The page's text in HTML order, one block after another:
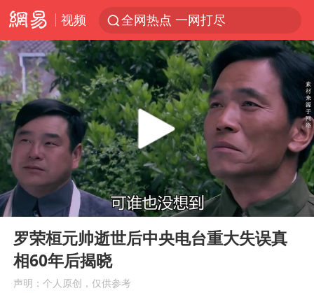
视频 全网热点 一网打尽
Play
00:00 03:28
罗荣桓元帅逝世后中央电台重大失误真
相60年后揭晓
声明：个人原创，仅供参考